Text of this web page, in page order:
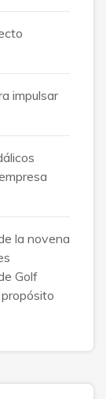
impulsar
la novena
Golf